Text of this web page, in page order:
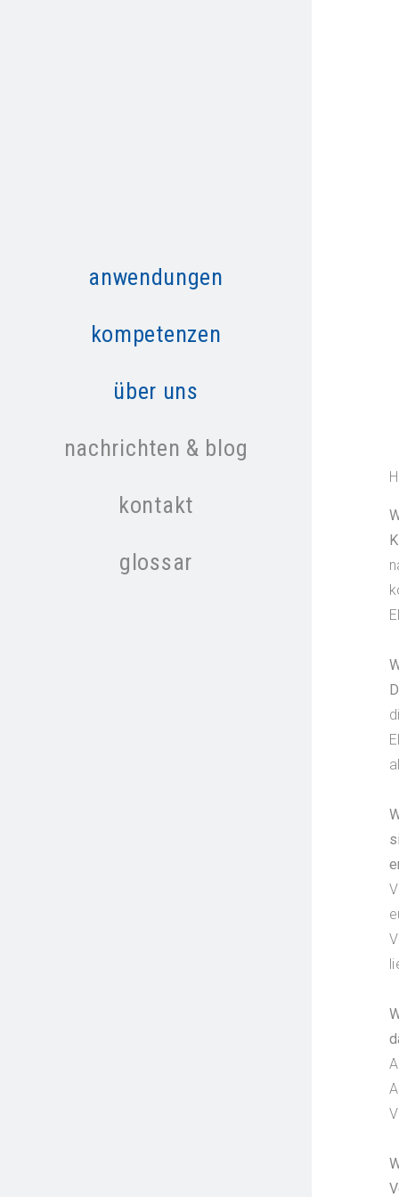
anwendungen
kompetenzen
über uns
nachrichten & blog
kontakt
glossar